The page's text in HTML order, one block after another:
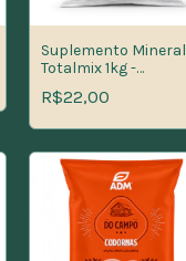
Suplemento Mineral
Totalmix 1kg -
Microminerais para
Bovinos,Ovinos e
R$22,00